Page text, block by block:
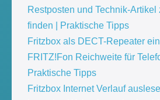
Restposten und Technik-
finden | Praktische Tipps
Fritzbox als DECT-Repeater
FRITZ!Fon Reichweite für
Praktische Tipps
Fritzbox Internet Verlauf